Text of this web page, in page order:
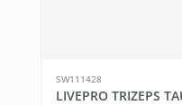
SW111428
LIVEPRO TRIZEPS